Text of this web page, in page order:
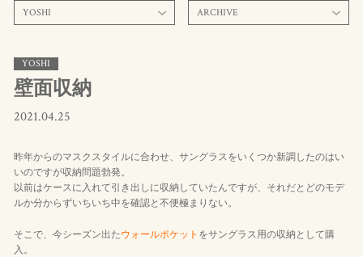
YOSHI ARCHIVE
YOSHI
壁面収納
2021.04.25
昨年からのマスクスタイルに合わせ、サングラスをいくつか新調したのはい
いのですが収納問題勃発。
以前はケースに入れて引き出しに収納していたんですが、それだとどのモデ
ルか分からずいちいち中を確認と不便極まりない。
そこで、今シーズン出たウォールポケット をサングラス用の収納として購
入。